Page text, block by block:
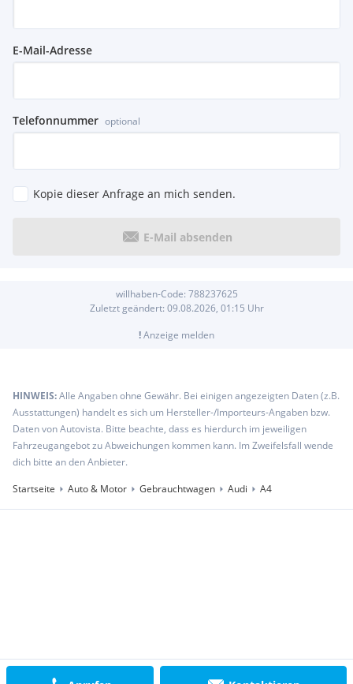
E-Mail-Adresse
Telefonnummer optional
Kopie dieser Anfrage an mich senden.
E-Mail absenden
willhaben-Code: 788237625
Zuletzt geändert: 09.08.2026, 01:15 Uhr
!Anzeige melden
HINWEIS:Alle Angaben ohne Gewähr. Bei einigen angezeigten Daten (z.B.
Ausstattungen) handelt es sich um Hersteller-/Importeurs-Angaben bzw.
Daten von Autovista. Bitte beachte, dass es hierdurch im jeweiligen
Fahrzeugangebot zu Abweichungen kommen kann. Im Zweifelsfall wende
dich bitte an den Anbieter.
Startseite
Auto & Motor Gebrauchtwagen Audi A4